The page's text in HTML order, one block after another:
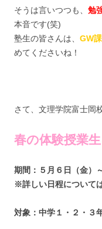
そうは言いつつも、 勉
本音です(笑)
塾生の皆さんは、 GW
めてくださいね！
さて、文理学院富士岡
春の体験授業
期間：５月６日（金）
※詳しい日程について
対象：中学１・２・３